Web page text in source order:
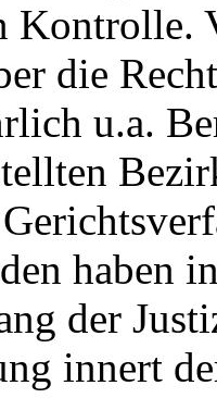
Kontrolle.
die
u.a.
haben
der
innert